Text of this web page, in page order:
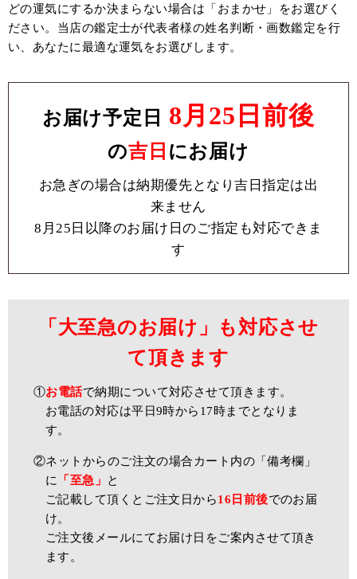
どの運気にするか決まらない場合は「おまかせ」をお選びく
ださい。当店の鑑定士が代表者様の姓名判断・画数鑑定を行
い、あなたに最適な運気をお選びします。
お届け予定日 8月25日前後
の吉日 にお届け
お急ぎの場合は納期優先となり吉日指定は出
来ません
8月25日以降のお届け日のご指定も対応できま
す
「大至急のお届け」も対応させ
て頂きます
①お電話で納期について対応させて頂きます。
お電話の対応は平日9時から17時までとなりま
す。
②ネットからのご注文の場合カート内の「備考欄」
に
「至急」
と
ご記載して頂くとご注文日から16日前後でのお届
け。
ご注文後メールにてお届け日をご案内させて頂き
ます。